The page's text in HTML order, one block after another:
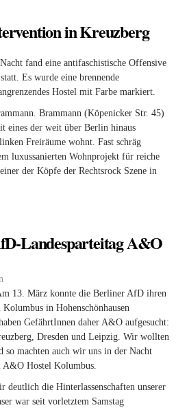
in Kreuzberg
fand eine antifaschistische Offensive
Es wurde eine brennende
Hostel mit Farbe markiert.
Brammann (Köpenicker Str. 45)
eines der weit über Berlin hinaus
Freiräume wohnt. Fast schräg
luxussanierten Wohnprojekt für reiche
der Köpfe der Rechtsrock Szene in
Landesparteitag A&O
13. März konnte die Berliner AfD ihren
in Hohenschönhausen
GefährtInnen daher A&O aufgesucht:
Dresden und Leipzig. Wir wollten
so machten auch wir uns in der Nacht
A&O Hostel Kolumbus.
deutlich die Hinterlassenschaften unserer
war seit vorletztem Samstag